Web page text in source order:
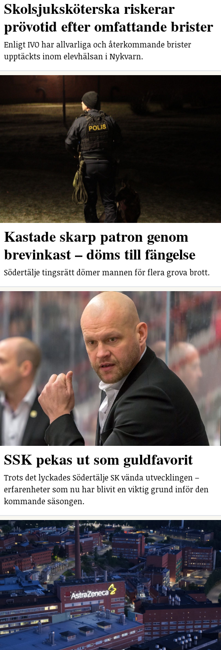
Skolsjuksköterska riskerar
prövotid efter omfattande brister
Enligt IVO har allvarliga och återkommande brister
upptäckts inom elevhälsan i Nykvarn.
Kastade skarp patron genom
brevinkast – döms till fängelse
Södertälje tingsrätt dömer mannen för flera grova brott.
SSK pekas ut som guldfavorit
Trots det lyckades Södertälje SK vända utvecklingen –
erfarenheter som nu har blivit en viktig grund inför den
kommande säsongen.